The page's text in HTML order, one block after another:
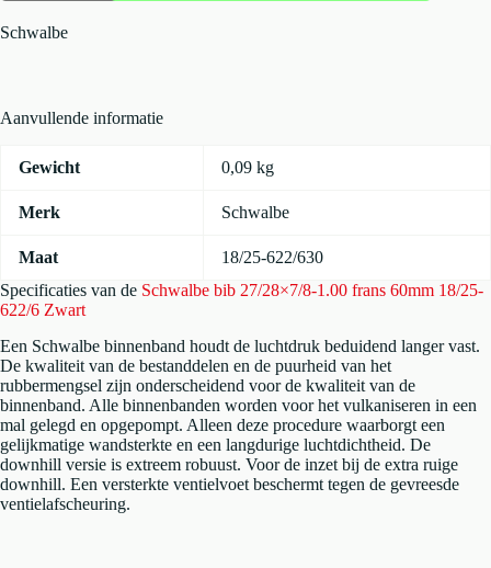
frans
aantal
Schwalbe
Specificaties van de Schwalbe bib 27/28×7/8-1.00 frans 60mm 18/25-
622/6 Zwart
Een Schwalbe binnenband houdt de luchtdruk beduidend langer vast.
De kwaliteit van de bestanddelen en de puurheid van het
rubbermengsel zijn onderscheidend voor de kwaliteit van de
binnenband. Alle binnenbanden worden voor het vulkaniseren in een
mal gelegd en opgepompt. Alleen deze procedure waarborgt een
gelijkmatige wandsterkte en een langdurige luchtdichtheid. De
downhill versie is extreem robuust. Voor de inzet bij de extra ruige
downhill. Een versterkte ventielvoet beschermt tegen de gevreesde
ventielafscheuring.
Aanvullende informatie
Gewicht 0,09 kg
Merk Schwalbe
Maat 18/25-622/630